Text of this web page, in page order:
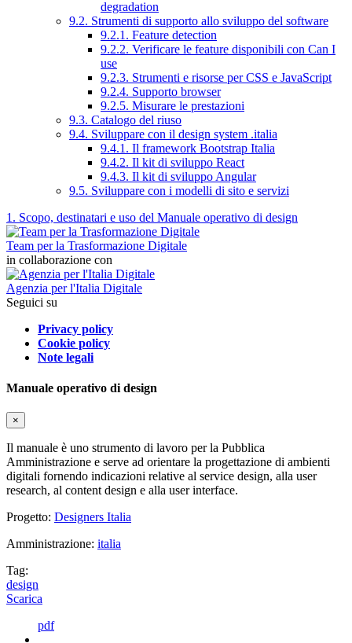
degradation
9.2. Strumenti di supporto allo sviluppo del software
9.2.1. Feature detection
9.2.2. Verificare le feature disponibili con Can I
use
9.2.3. Strumenti e risorse per CSS e JavaScript
9.2.4. Supporto browser
9.2.5. Misurare le prestazioni
9.3. Catalogo del riuso
9.4. Sviluppare con il design system .italia
9.4.1. Il framework Bootstrap Italia
9.4.2. Il kit di sviluppo React
9.4.3. Il kit di sviluppo Angular
9.5. Sviluppare con i modelli di sito e servizi
1. Scopo, destinatari e uso del Manuale operativo di design
Team per la Trasformazione Digitale
in collaborazione con
Agenzia per l'Italia Digitale
Seguici su
Privacy policy
Cookie policy
Note legali
Manuale operativo di design
×
Il manuale è uno strumento di lavoro per la Pubblica
Amministrazione e serve ad orientare la progettazione di ambienti
digitali fornendo indicazioni relative al service design, alla user
research, al content design e alla user interface.
Progetto: Designers Italia
Amministrazione: italia
Tag:
design
Scarica
pdf